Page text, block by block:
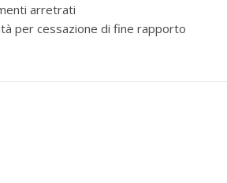
arretrati
per cessazione di fine rapporto